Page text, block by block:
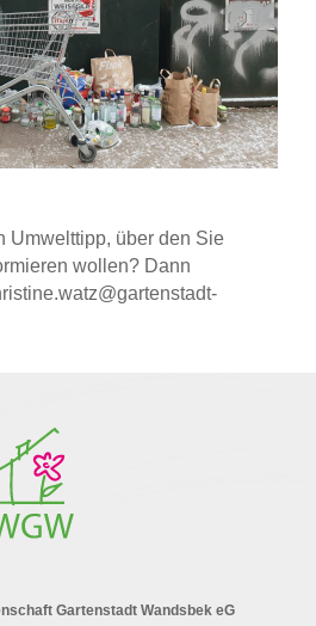
Umwelttipp, über den Sie
wollen? Dann
Gartenstadt Wandsbek eG